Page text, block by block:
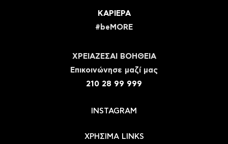
ΚΑΡΙΕΡΑ
#beMORE
ΧΡΕΙΑΖΕΣΑΙ ΒΟΗΘΕΙΑ
Eπικοινώνησε μαζί μας
210 28 99 999
INSTAGRAM
ΧΡΗΣΙΜΑ LINKS